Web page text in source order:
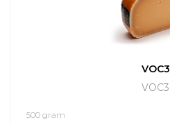
VOC3
VOC3
500 gram